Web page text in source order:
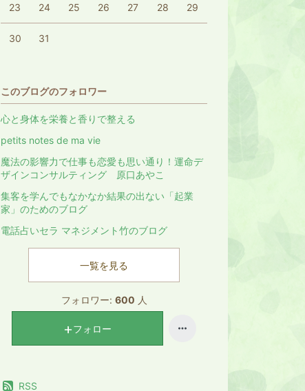
23 24 25 26 27 28 29
30 31
このブログのフォロワー
心と身体を栄養と香りで整える
petits notes de ma vie
魔法の影響力で仕事も恋愛も思い通り！運命デ
ザインコンサルティング 原口あやこ
集客を学んでもなかなか結果の出ない「起業
家」のためのブログ
電話占いセラ マネジメント竹のブログ
一覧を見る
フォロワー: 600 人
フォロー
RSS